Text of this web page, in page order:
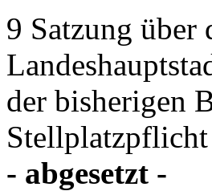
9 Satzung
der bisherigen
Stellplatzpflicht
- abgesetzt -